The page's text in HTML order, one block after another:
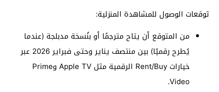
توقعات الوصول للمشاهدة المنزلية:
من المتوقع أن يتاح مترجمًا أو بنُسخة مدبلجة (عندما
يُطرح رقميًا) بين منتصف يناير وحتى فبراير 2026 عبر
خيارات Rent/Buy الرقمية مثل Apple TV وPrime
Video.